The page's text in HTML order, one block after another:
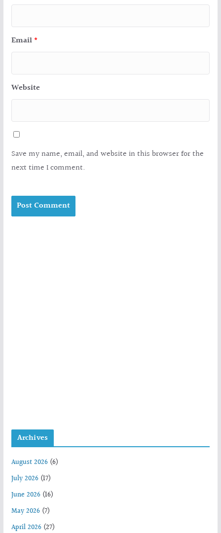
Email *
Website
Save my name, email, and website in this browser for the
next time I comment.
Archives
August 2026(6)
July 2026(17)
June 2026(16)
May 2026(7)
April 2026(27)